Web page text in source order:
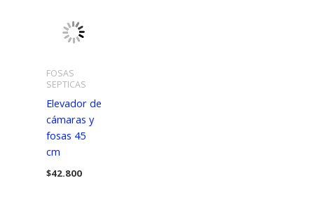
FOSAS
SEPTICAS
Elevador de
cámaras y
fosas 45
cm
$42.800